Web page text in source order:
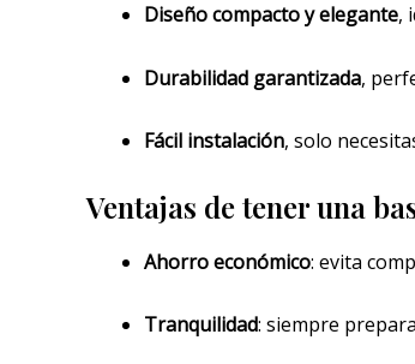
Diseño compacto y elegante,
Durabilidad garantizada,
Fácil instalación, solo
Ventajas de tener una
Ahorro económico: evita
Tranquilidad: siempre